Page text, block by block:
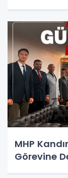
MHP
Görevine